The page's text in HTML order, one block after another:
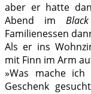
aber er hatte
Abend im
Familienessen
Als er ins
mit Finn im Arm
»Was mache
Geschenk